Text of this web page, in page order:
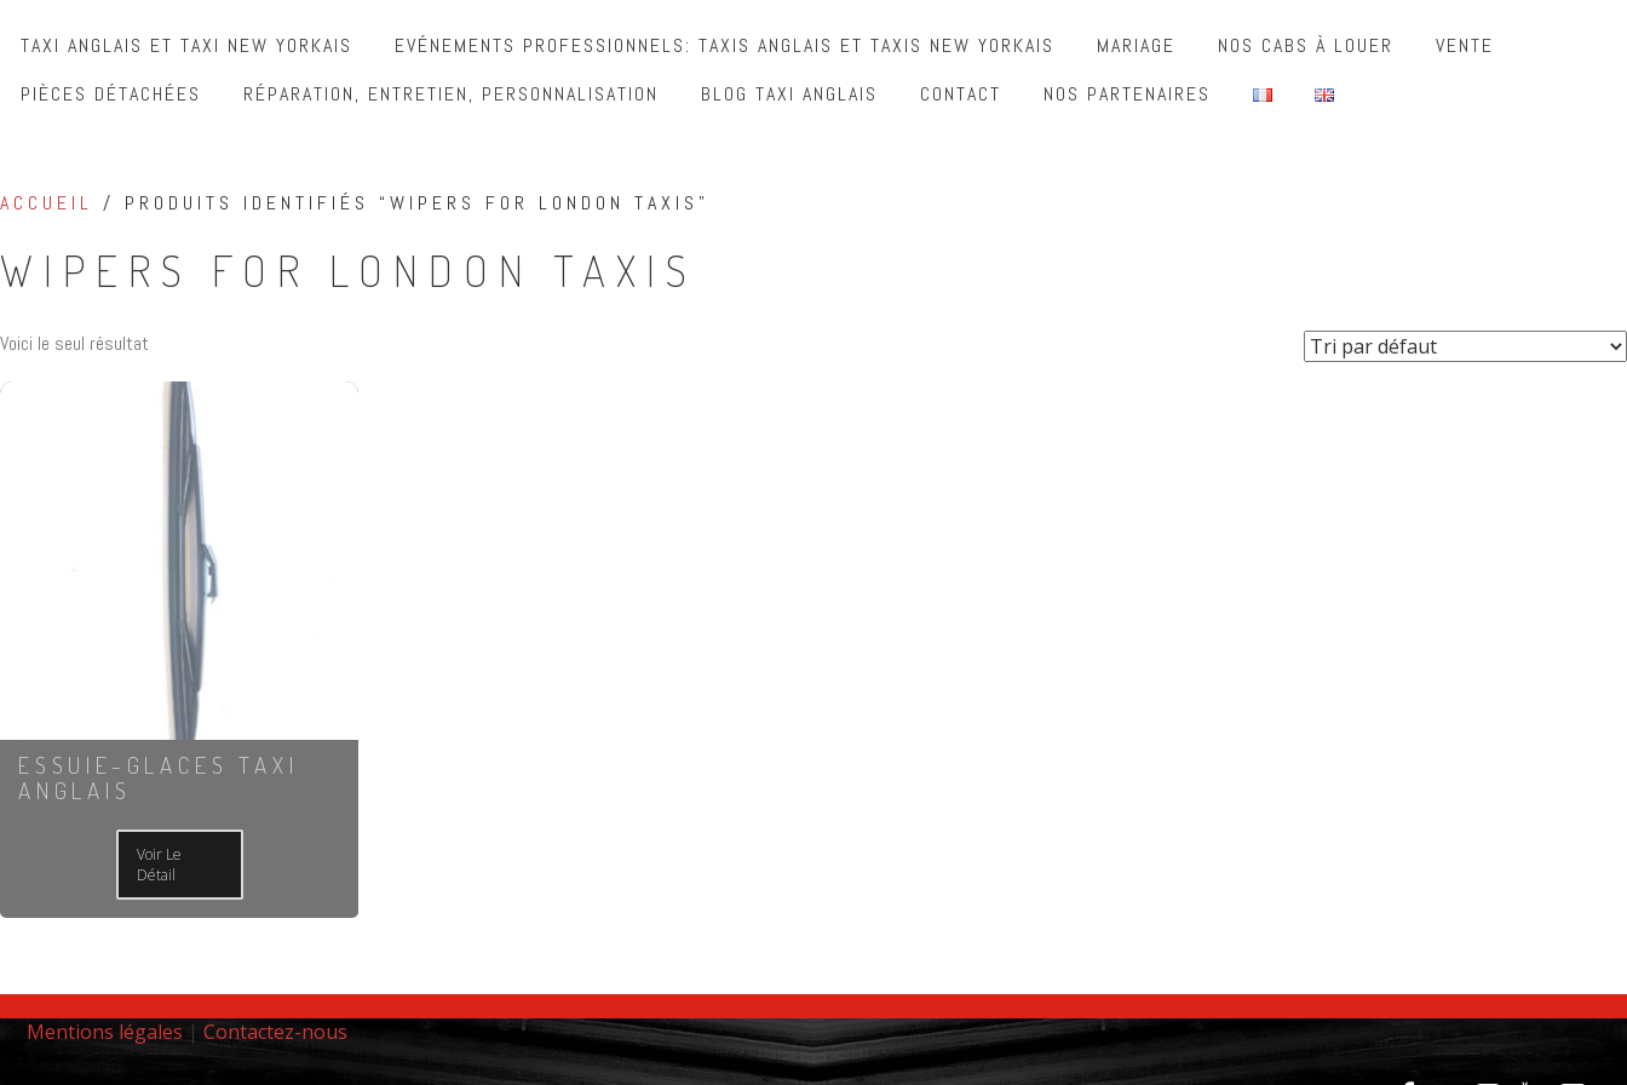
TAXI ANGLAIS ET TAXI NEW YORKAIS EVÉNEMENTS PROFESSIONNELS: TAXIS ANGLAIS ET TAXIS NEW YORKAIS MARIAGE NOS CABS À LOUER
VENTE
PIÈCES DÉTACHÉES
RÉPARATION, ENTRETIEN, PERSONNALISATION BLOG TAXI ANGLAIS CONTACT NOS PARTENAIRES
ACCUEIL / PRODUITS IDENTIFIÉS “WIPERS FOR LONDON TAXIS”
WIPERS FOR LONDON TAXIS
Voici le seul résultat
ESSUIE-GLACES TAXI
ANGLAIS
Voir Le
Détail
Mentions légales | Contactez-nous